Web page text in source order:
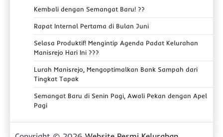
Kembali dengan Semangat Baru! ??
Rapat Internal Pertama di Bulan Juni
Selasa Produktif! Mengintip Agenda Padat Kelurahan
Manisrejo Hari Ini ???
Lurah Manisrejo, Mengoptimalkan Bank Sampah dari
Tingkat Tapak
Semangat Baru di Senin Pagi, Awali Pekan dengan Apel
Pagi